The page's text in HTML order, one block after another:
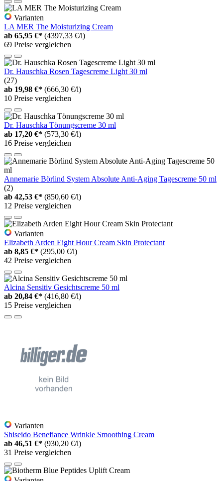
Varianten
LA MER The Moisturizing Cream
ab 65,95 €* (4397,33 €/l)
69 Preise vergleichen
Dr. Hauschka Rosen Tagescreme Light 30 ml
(27)
ab 19,98 €* (666,30 €/l)
10 Preise vergleichen
Dr. Hauschka Tönungscreme 30 ml
ab 17,20 €* (573,30 €/l)
16 Preise vergleichen
Annemarie Börlind System Absolute Anti-Aging Tagescreme 50 ml
(2)
ab 42,53 €* (850,60 €/l)
12 Preise vergleichen
Varianten
Elizabeth Arden Eight Hour Cream Skin Protectant
ab 8,85 €* (295,00 €/l)
42 Preise vergleichen
Alcina Sensitiv Gesichtscreme 50 ml
ab 20,84 €* (416,80 €/l)
15 Preise vergleichen
Varianten
Shiseido Benefiance Wrinkle Smoothing Cream
ab 46,51 €* (930,20 €/l)
31 Preise vergleichen